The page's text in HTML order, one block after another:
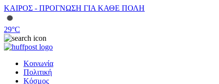
ΚΑΙΡΟΣ - ΠΡΟΓΝΩΣΗ ΓΙΑ ΚΑΘΕ ΠΟΛΗ
29°C
Κοινωνία
Πολιτική
Κόσμος